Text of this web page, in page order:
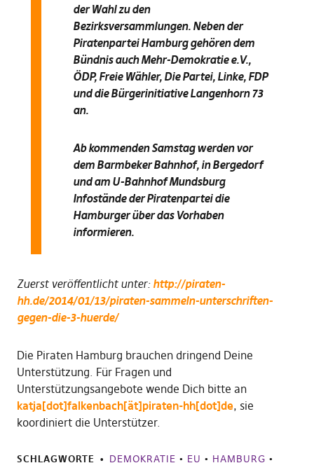
der Wahl zu den
Bezirksversammlungen. Neben der
Piratenpartei Hamburg gehören dem
Bündnis auch Mehr-Demokratie e.V.,
ÖDP, Freie Wähler, Die Partei, Linke, FDP
und die Bürgerinitiative Langenhorn 73
an.
Ab kommenden Samstag werden vor
dem Barmbeker Bahnhof, in Bergedorf
und am U-Bahnhof Mundsburg
Infostände der Piratenpartei die
Hamburger über das Vorhaben
informieren.
Zuerst veröffentlicht unter: http://piraten-
hh.de/2014/01/13/piraten-sammeln-unterschriften-
gegen-die-3-huerde/
Die Piraten Hamburg brauchen dringend Deine
Unterstützung. Für Fragen und
Unterstützungsangebote wende Dich bitte an
katja[dot]falkenbach[ät]piraten-hh[dot]de, sie
koordiniert die Unterstützer.
SCHLAGWORTE DEMOKRATIE • EU • HAMBURG •